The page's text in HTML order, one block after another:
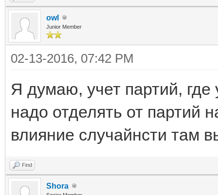
owl
Junior Member
02-13-2016, 07:42 PM
Я думаю, учет партий, где
надо отделять от партий
влияние случайнсти там
Find
Shora